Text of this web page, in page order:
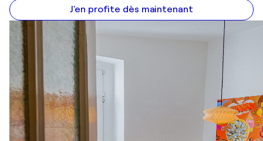
J'en profite dès maintenant